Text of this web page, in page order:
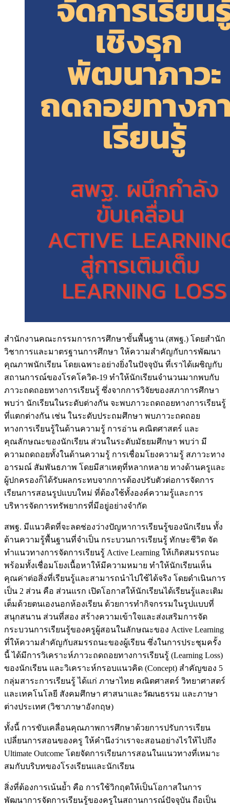
สำนักงานคณะกรรมการการศึกษาขั้นพื้นฐาน (สพฐ.) โดยสำนัก
วิชาการและมาตรฐานการศึกษา ให้ความสำคัญกับการพัฒนา
คุณภาพนักเรียน โดยเฉพาะอย่างยิ่งในปัจจุบัน ที่เราได้เผชิญกับ
สถานการณ์ของโรคโควิด-19 ทำให้นักเรียนจำนวนมากพบกับ
ภาวะถดถอยทางการเรียนรู้ ซึ่งจากการวิจัยของสภาการศึกษา
พบว่า นักเรียนในระดับต่างกัน จะพบภาวะถดถอยทางการเรียนรู้
ที่แตกต่างกัน เช่น ในระดับประถมศึกษา พบภาวะถดถอย
ทางการเรียนรู้ในด้านความรู้ การอ่าน คณิตศาสตร์ และ
คุณลักษณะของนักเรียน ส่วนในระดับมัธยมศึกษา พบว่า มี
ความถดถอยทั้งในด้านความรู้ การเชื่อมโยงความรู้ สภาวะทาง
อารมณ์ สัมพันธภาพ โดยมีสาเหตุที่หลากหลาย ทางด้านครูและ
ผู้ปกครองก็ได้รับผลกระทบจากการต้องปรับตัวต่อการจัดการ
เรียนการสอนรูปแบบใหม่ ที่ต้องใช้ทั้งองค์ความรู้และการ
บริหารจัดการทรัพยากรที่มีอยู่อย่างจำกัด
สพฐ. มีแนวคิดที่จะลดช่องว่างปัญหาการเรียนรู้ของนักเรียน ทั้ง
ด้านความรู้พื้นฐานที่จำเป็น กระบวนการเรียนรู้ ทักษะชีวิต จัด
ทำแนวทางการจัดการเรียนรู้ Active Learning ให้เกิดสมรรถนะ
พร้อมทั้งเชื่อมโยงเนื้อหาให้มีความหมาย ทำให้นักเรียนเห็น
คุณค่าต่อสิ่งที่เรียนรู้และสามารถนำไปใช้ได้จริง โดยดำเนินการ
เป็น 2 ส่วน คือ ส่วนแรก เปิดโอกาสให้นักเรียนได้เรียนรู้และเติม
เต็มด้วยตนเองนอกห้องเรียน ด้วยการทำกิจกรรมในรูปแบบที่
สนุกสนาน ส่วนที่สอง สร้างความเข้าใจและส่งเสริมการจัด
กระบวนการเรียนรู้ของครูผู้สอนในลักษณะของ Active Learning
ที่ให้ความสำคัญกับสมรรถนะของผู้เรียน ซึ่งในการประชุมครั้ง
นี้ ได้มีการวิเคราะห์ภาวะถดถอยทางการเรียนรู้ (Learning Loss)
ของนักเรียน และวิเคราะห์กรอบแนวคิด (Concept) สำคัญของ 5
กลุ่มสาระการเรียนรู้ ได้แก่ ภาษาไทย คณิตศาสตร์ วิทยาศาสตร์
และเทคโนโลยี สังคมศึกษา ศาสนาและวัฒนธรรม และภาษา
ต่างประเทศ (วิชาภาษาอังกฤษ)
ทั้งนี้ การขับเคลื่อนคุณภาพการศึกษาด้วยการปรับการเรียน
เปลี่ยนการสอนของครู ให้คำนึงว่าเราจะสอนอย่างไรให้ไปถึง
Ultimate Outcome โดยจัดการเรียนการสอนในแนวทางที่เหมาะ
สมกับบริบทของโรงเรียนและนักเรียน
สิ่งที่ต้องการเน้นย้ำ คือ การใช้วิกฤตให้เป็นโอกาสในการ
พัฒนาการจัดการเรียนรู้ของครูในสถานการณ์ปัจจุบัน ถือเป็น